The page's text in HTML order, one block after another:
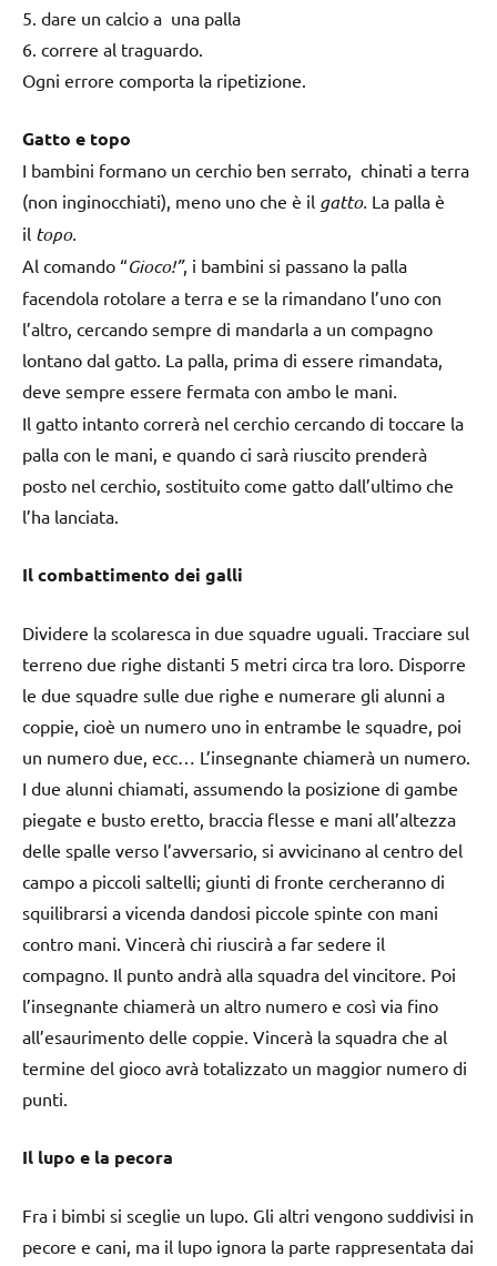
5. dare un calcio a una palla
6. correre al traguardo.
Ogni errore comporta la ripetizione.
Gatto e topo
I bambini formano un cerchio ben serrato, chinati a terra
(non inginocchiati), meno uno che è il gatto. La palla è
il topo.
Al comando “Gioco!”, i bambini si passano la palla
facendola rotolare a terra e se la rimandano l’uno con
l’altro, cercando sempre di mandarla a un compagno
lontano dal gatto. La palla, prima di essere rimandata,
deve sempre essere fermata con ambo le mani.
Il gatto intanto correrà nel cerchio cercando di toccare la
palla con le mani, e quando ci sarà riuscito prenderà
posto nel cerchio, sostituito come gatto dall’ultimo che
l’ha lanciata.
Il combattimento dei galli
Dividere la scolaresca in due squadre uguali. Tracciare sul
terreno due righe distanti 5 metri circa tra loro. Disporre
le due squadre sulle due righe e numerare gli alunni a
coppie, cioè un numero uno in entrambe le squadre, poi
un numero due, ecc… L’insegnante chiamerà un numero.
I due alunni chiamati, assumendo la posizione di gambe
piegate e busto eretto, braccia flesse e mani all’altezza
delle spalle verso l’avversario, si avvicinano al centro del
campo a piccoli saltelli; giunti di fronte cercheranno di
squilibrarsi a vicenda dandosi piccole spinte con mani
contro mani. Vincerà chi riuscirà a far sedere il
compagno. Il punto andrà alla squadra del vincitore. Poi
l’insegnante chiamerà un altro numero e così via fino
all’esaurimento delle coppie. Vincerà la squadra che al
termine del gioco avrà totalizzato un maggior numero di
punti.
Il lupo e la pecora
Fra i bimbi si sceglie un lupo. Gli altri vengono suddivisi in
pecore e cani, ma il lupo ignora la parte rappresentata dai